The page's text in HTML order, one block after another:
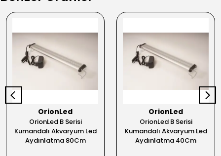
OrionLed
OrionLed B Serisi
Kumandalı Akvaryum Led
Aydınlatma 80Cm
OrionLed
OrionLed B Serisi
Kumandalı Akvaryum Led
Aydınlatma 40Cm